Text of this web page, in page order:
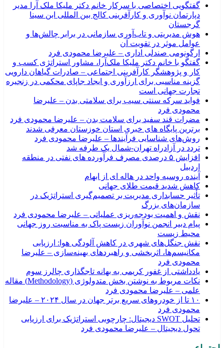
گفتگویی اختصاصی با سرکار خانم دکتر ملیکا ملک آرا مدیر
دپارتمان نوآوری و کارآفرینی کالج بین المللی ابن سینا
گرجستان
هوش مدیریتی و تاب‌آوری سازمانی در برابر چالش‌ها و
عوامل موثر در تقویت آن
ارگونومی صندلی اداری – علیرضا محمودی فرد
گفتگو با خانم دکتر ملیکا ملک‌آرا، مشاور استراتژی کسب و
کار و پژوهشگر کارآفرینی اجتماعی – صادرات گیاهان دارویی
گزینه مناسبی برای ارزآوری و ایجاد جاپای محکمی در زنجیره
تجارت جهانی است
فواید سرکه سنتی سیب برای سلامتی بدن – علیرضا
محمودی فرد
مضرات قند سفید برای سلامت بدن – علیرضا محمودی فرد
برترین پایگاه های خبری استان خوزستان معرفی شدند
روش‌های شناسایی فرآیندها – علیرضا محمودی فرد
تردد در آزادراه تهران-شمال یک طرفه شد
افزایش ۵ درصدی مصرف فرآورده های نفتی در منطقه
اردبیل
آینده روسیه واحد در هاله ای از ابهام
کاهش شدید قیمت طلای جهانی
تأثیر حسابداری مدیریت بر تصمیم‌گیری استراتژیک در
سازمان‌های بزرگ
نقش و اهمیت بودجه‌ريزی عملياتی – علیرضا محمودی فرد
پیام دبیر انجمن نوآوران زیست پاک به مناسبت روز جهانی
محیط زیست
نقش جنگل‌های شهری در کاهش آلودگی هوا: ارزیابی
مکانیسم‌ها، اثربخشی و راهبردهای بهینه‌سازی – علیرضا
محمودی فرد
یادداشتی از غفور کریمی به بهانه تاجگذاری چالرز سوم
نکات مربوط به نوشتن بخش متدولوژی (Methodology) مقاله
علمی – علیرضا محمودی فرد
۱۰ تا از خودروهای سریع برتر جهان در سال ۲۰۲۴ – علیرضا
محمودی فرد
تحلیل SWOT دیجیتال: چارچوبی استراتژیک برای ارزیابی
تحول دیجیتال – علیرضا محمودی فرد